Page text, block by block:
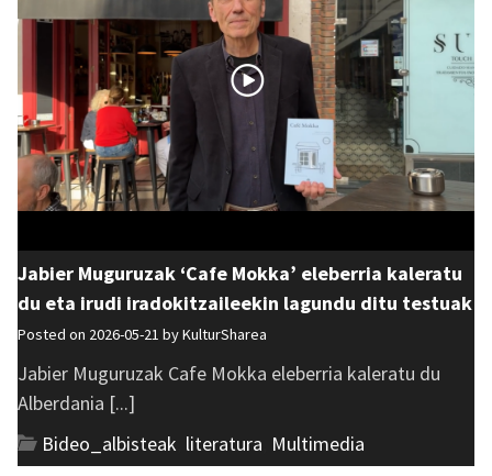
Jabier Muguruzak ‘Cafe Mokka’ eleberria kaleratu
du eta irudi iradokitzaileekin lagundu ditu testuak
Posted on 2026-05-21 byKulturSharea
Jabier Muguruzak Cafe Mokka eleberria kaleratu du
Alberdania [...]
Bideo_albisteak literatura Multimedia